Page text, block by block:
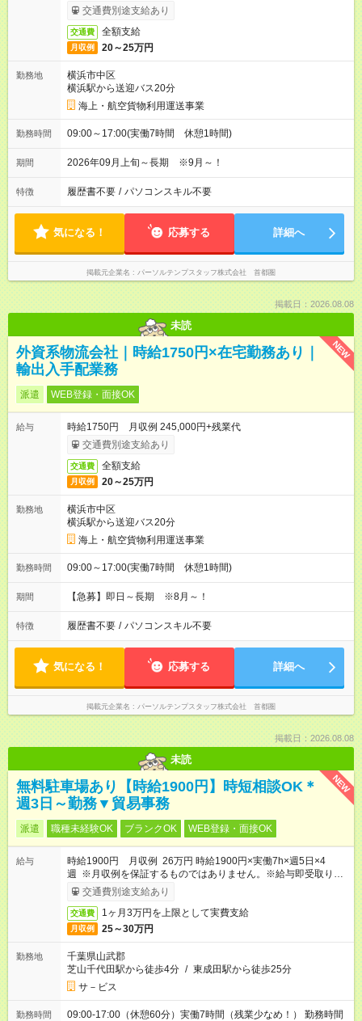
交通費別途支給あり
交通費 全額支給
月収例 20～25万円
勤務地
横浜市中区
横浜駅から送迎バス20分
海上・航空貨物利用運送事業
勤務時間 09:00～17:00(実働7時間 休憩1時間)
期間 2026年09月上旬～長期 ※9月～！
特徴 履歴書不要 / パソコンスキル不要
気になる！ 応募する 詳細へ
掲載元企業名 パーソルテンプスタッフ株式会社 首都圏
掲載日：2026.08.08
未読
NEW
外資系物流会社｜時給1750円×在宅勤務あり｜
輸出入手配業務
派遣 WEB登録・面接OK
給与
時給1750円 月収例 245,000円+残業代
交通費別途支給あり
交通費 全額支給
月収例 20～25万円
勤務地
横浜市中区
横浜駅から送迎バス20分
海上・航空貨物利用運送事業
勤務時間 09:00～17:00(実働7時間 休憩1時間)
期間 【急募】即日～長期 ※8月～！
特徴 履歴書不要 / パソコンスキル不要
気になる！ 応募する 詳細へ
掲載元企業名 パーソルテンプスタッフ株式会社 首都圏
掲載日：2026.08.08
未読
NEW
無料駐車場あり【時給1900円】時短相談OK＊
週3日～勤務▼貿易事務
派遣 職種未経験OK ブランクOK WEB登録・面接OK
給与
時給1900円 月収例 26万円 時給1900円×実働7h×週5日×4
週 ※月収例を保証するものではありません。※給与即受取りサ
ービス利用可（利用条件有）
交通費別途支給あり
交通費 1ヶ月3万円を上限として実費支給
月収例 25～30万円
勤務地
千葉県山武郡
芝山千代田駅から徒歩4分 / 東成田駅から徒歩25分
サ－ビス
勤務時間
09:00-17:00（休憩60分）実働7時間（残業少なめ！） 勤務時間